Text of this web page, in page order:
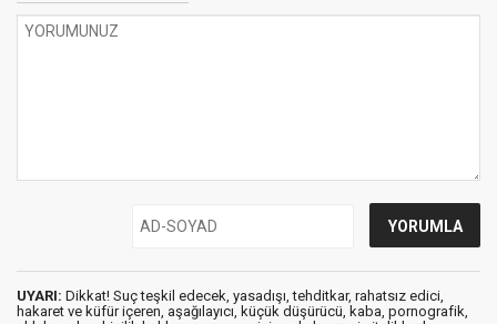
UYARI: Dikkat! Suç teşkil edecek, yasadışı, tehditkar, rahatsız edici,
hakaret ve küfür içeren, aşağılayıcı, küçük düşürücü, kaba, pornografik,